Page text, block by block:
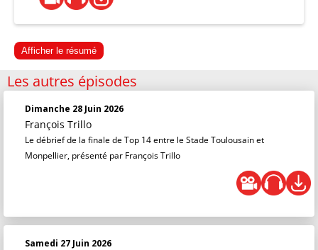
Afficher le résumé
Les autres épisodes
Dimanche 28 Juin 2026
François Trillo
Le débrief de la finale de Top 14 entre le Stade Toulousain et
Monpellier, présenté par François Trillo
Samedi 27 Juin 2026